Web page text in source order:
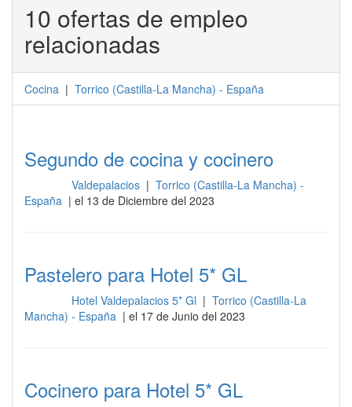
10 ofertas de empleo
relacionadas
Cocina | Torrico (Castilla-La Mancha) - España
Segundo de cocina y cocinero
Valdepalacios | Torrico (Castilla-La Mancha) -
España | el 13 de Diciembre del 2023
Pastelero para Hotel 5* GL
Hotel Valdepalacios 5* Gl | Torrico (Castilla-La
Mancha) - España | el 17 de Junio del 2023
Cocinero para Hotel 5* GL